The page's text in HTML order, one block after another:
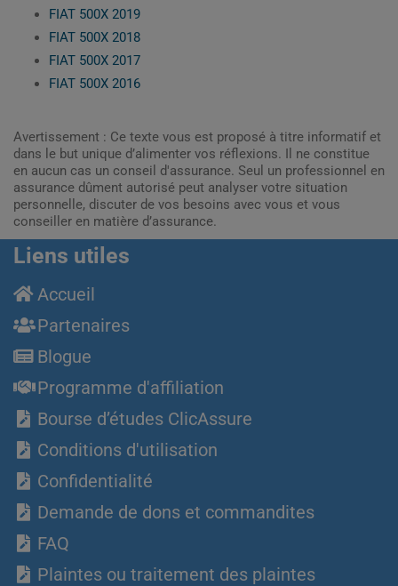
FIAT 500X 2019
FIAT 500X 2018
FIAT 500X 2017
FIAT 500X 2016
Avertissement : Ce texte vous est proposé à titre informatif et
dans le but unique d’alimenter vos réflexions. Il ne constitue
en aucun cas un conseil d'assurance. Seul un professionnel en
assurance dûment autorisé peut analyser votre situation
personnelle, discuter de vos besoins avec vous et vous
conseiller en matière d’assurance.
Liens utiles
Accueil
Partenaires
Blogue
Programme d'affiliation
Bourse d’études ClicAssure
Conditions d'utilisation
Confidentialité
Demande de dons et commandites
FAQ
Plaintes ou traitement des plaintes